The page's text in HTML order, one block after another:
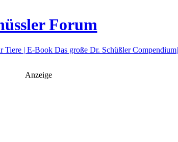
Forum
Tiere | E-Book Das große Dr. Schüßler Compendium|
Anzeige